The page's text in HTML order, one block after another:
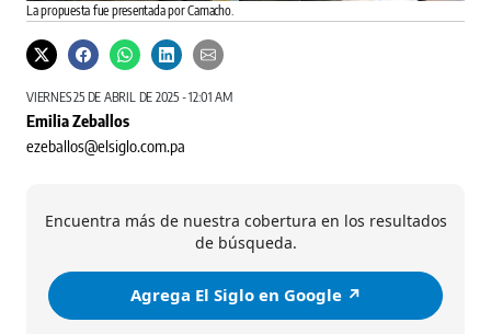
La propuesta fue presentada por Camacho.
VIERNES 25 DE ABRIL DE 2025 - 12:01 AM
Emilia Zeballos
ezeballos@elsiglo.com.pa
Encuentra más de nuestra cobertura en los resultados
de búsqueda.
Agrega El Siglo en Google ↗️